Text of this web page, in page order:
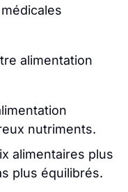
alimentation
nutriments.
alimentaires plus
plus équilibrés.